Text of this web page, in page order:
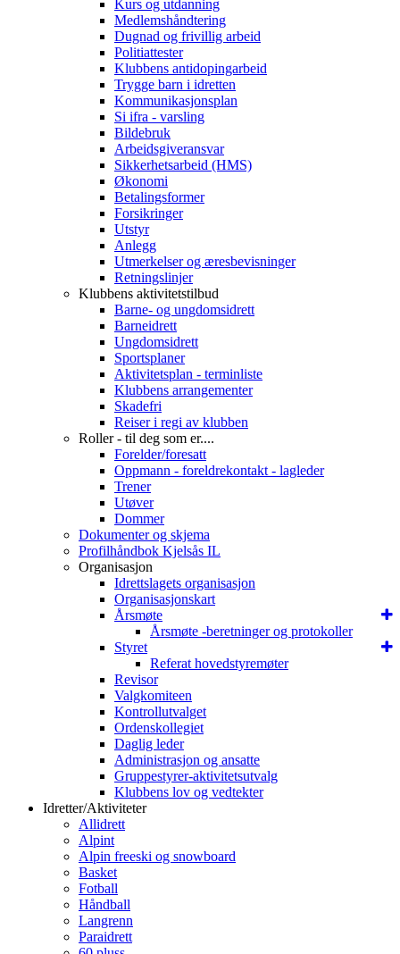
Kurs og utdanning
Medlemshåndtering
Dugnad og frivillig arbeid
Politiattester
Klubbens antidopingarbeid
Trygge barn i idretten
Kommunikasjonsplan
Si ifra - varsling
Bildebruk
Arbeidsgiveransvar
Sikkerhetsarbeid (HMS)
Økonomi
Betalingsformer
Forsikringer
Utstyr
Anlegg
Utmerkelser og æresbevisninger
Retningslinjer
Klubbens aktivitetstilbud
Barne- og ungdomsidrett
Barneidrett
Ungdomsidrett
Sportsplaner
Aktivitetsplan - terminliste
Klubbens arrangementer
Skadefri
Reiser i regi av klubben
Roller - til deg som er....
Forelder/foresatt
Oppmann - foreldrekontakt - lagleder
Trener
Utøver
Dommer
Dokumenter og skjema
Profilhåndbok Kjelsås IL
Organisasjon
Idrettslagets organisasjon
Organisasjonskart
Årsmøte
Årsmøte -beretninger og protokoller
Styret
Referat hovedstyremøter
Revisor
Valgkomiteen
Kontrollutvalget
Ordenskollegiet
Daglig leder
Administrasjon og ansatte
Gruppestyrer-aktivitetsutvalg
Klubbens lov og vedtekter
Idretter/Aktiviteter
Allidrett
Alpint
Alpin freeski og snowboard
Basket
Fotball
Håndball
Langrenn
Paraidrett